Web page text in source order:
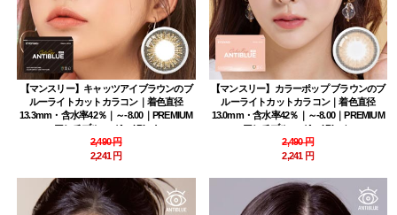
【マンスリー】キャッツアイブラウンのブ
ルーライトカットカラコン｜着色直径
13.3mm・含水率42％｜～-8.00｜PREMIUM
アンチブルー（Anti Blue)
2,490 円
2,241 円
【マンスリー】カラーポップ ブラウンのブ
ルーライトカットカラコン｜着色直径
13.0mm・含水率42％｜～-8.00｜PREMIUM
アンチブルー（Anti Blue）
2,490 円
2,241 円